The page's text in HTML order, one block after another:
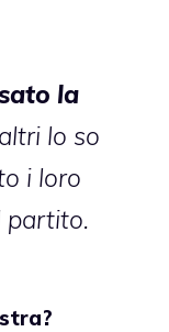
la
lo so
i loro
partito.